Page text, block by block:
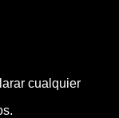
cualquier